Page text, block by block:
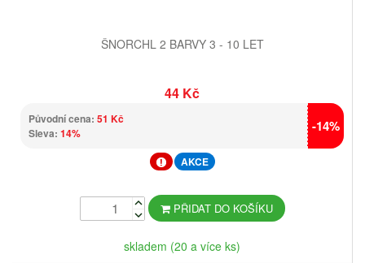
ŠNORCHL 2 BARVY 3 - 10 LET
44 Kč
Původní cena: 51 Kč
Sleva: 14% -14%
AKCE
PŘIDAT DO KOŠÍKU
skladem (20 a více ks)